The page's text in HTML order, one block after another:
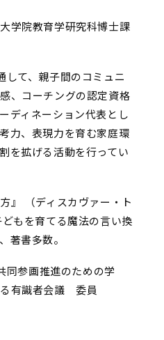
学院教育学研究科博士課
して、親子間のコミュニ
、コーチングの認定資格
ディネーション代表とし
力、表現力を育む家庭環
を拡げる活動を行ってい
』 （ディスカヴァー・ト
もを育てる魔法の言い換
著書多数。
同参画推進のための学
有識者会議 委員